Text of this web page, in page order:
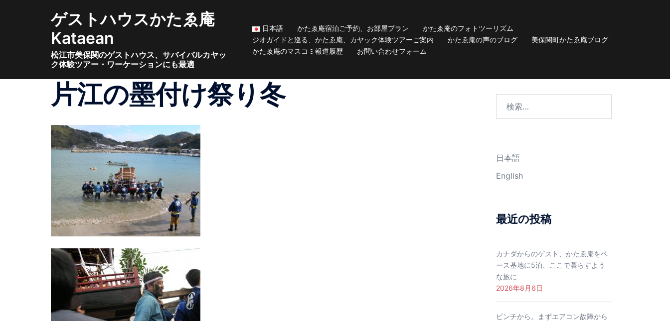
ゲストハウスかたゑ庵
Kataean
松江市美保関のゲストハウス、サバイバルカヤッ
ク体験ツアー・ワーケーションにも最適
日本語 かたゑ庵宿泊ご予約、お部屋プラン
かたゑ庵のフォトツーリズム
ジオガイドと巡る、かたゑ庵、カヤック体験ツアーご案内
かたゑ庵の声のブログ
美保関町かたゑ庵ブログ
かたゑ庵のマスコミ報道履歴
お問い合わせフォーム
片江の墨付け祭り冬
日本語
English
最近の投稿
カナダからのゲスト、かたゑ庵をベ
ース基地に5泊、ここで暮らすよう
な旅に
2026年8月6日
ピンチから。まずエアコン故障から